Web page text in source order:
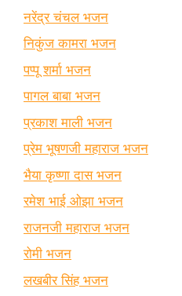
नरेंद्र चंचल भजन
निकुंज कामरा भजन
पप्पू शर्मा भजन
पागल बाबा भजन
प्रकाश माली भजन
प्रेम भूषणजी महाराज भजन
भैया कृष्णा दास भजन
रमेश भाई ओझा भजन
राजनजी महाराज भजन
रोमी भजन
लखबीर सिंह भजन